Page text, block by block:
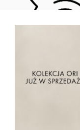
DANE
Złoty w